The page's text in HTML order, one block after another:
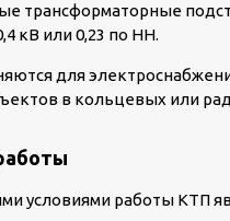
трансформаторные
кВ или 0,23 по НН.
для
в кольцевых или
условиями работы КТП